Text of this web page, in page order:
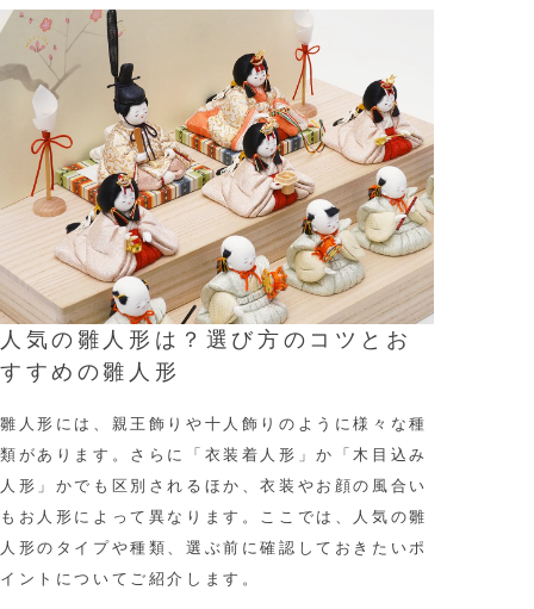
人気の雛人形は？選び方のコツとお
すすめの雛人形
雛人形には、親王飾りや十人飾りのように様々な種
類があります。さらに「衣装着人形」か「木目込み
人形」かでも区別されるほか、衣装やお顔の風合い
もお人形によって異なります。ここでは、人気の雛
人形のタイプや種類、選ぶ前に確認しておきたいポ
イントについてご紹介します。